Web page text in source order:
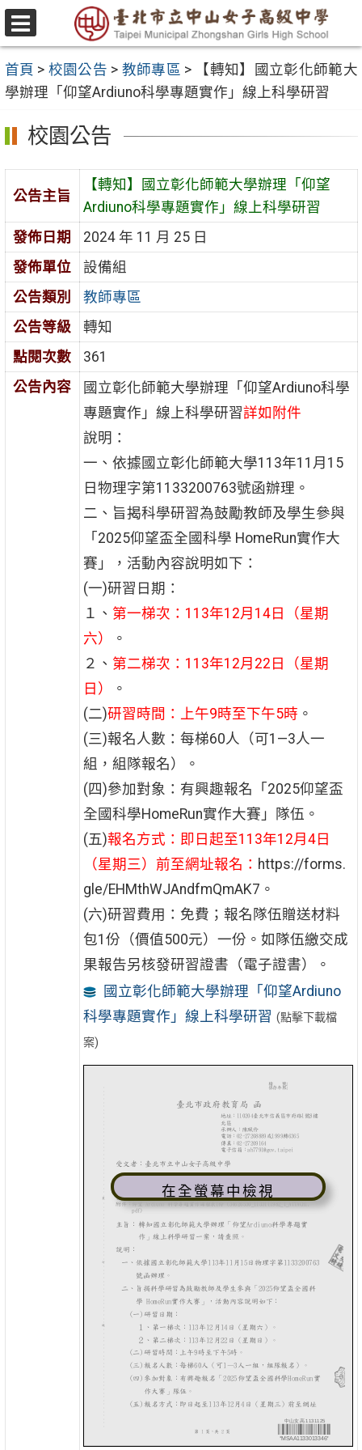
跳
至
要
內
容
區
選
單
首頁 > 校園公告 > 教師專區 >
【轉知】國立彰化師範大
學辦理「仰望Ardiuno科學專題實作」線上科學研習
校園公告
公告主旨
【轉知】國立彰化師範大學辦理「仰望
Ardiuno科學專題實作」線上科學研習
發佈日期
2024 年 11 月 25 日
發佈單位
設備組
公告類別
教師專區
公告等級
轉知
點閱次數
361
公告內容
國立彰化師範大學辦理「仰望Ardiuno科學
專題實作」線上科學研習詳如附件
說明：
一、依據國立彰化師範大學113年11月15
日物理字第1133200763號函辦理。
二、旨揭科學研習為鼓勵教師及學生參與
「2025仰望盃全國科學 HomeRun實作大
賽」，活動內容說明如下：
(一)研習日期：
１、 第一梯次：113年12月14日（星期
六）
。
２、 第二梯次：113年12月22日（星期
日）
。
(二)研習時間：上午9時至下午5時 。
(三)報名人數：每梯60人（可1—3人一
組，組隊報名）。
(四)參加對象：有興趣報名「2025仰望盃
全國科學HomeRun實作大賽」隊伍。
(五)報名方式：即日起至113年12月4日
（星期三）前至網址報名： https://forms.
gle/EHMthWJAndfmQmAK7。
(六)研習費用：免費；報名隊伍贈送材料
包1份（價值500元）一份。如隊伍繳交成
果報告另核發研習證書（電子證書）。
國立彰化師範大學辦理「仰望Ardiuno
科學專題實作」線上科學研習 (點擊下載檔
案)
在全螢幕中檢視